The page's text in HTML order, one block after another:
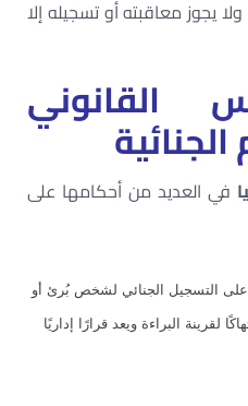
ولا يجوز معاقبته أو تسجيله إلا
القانوني
في العديد من أحكامها على
على التسجيل الجنائي لشخص بُرئ أو
لقرينة البراءة ويعد قرارًا إداريًا